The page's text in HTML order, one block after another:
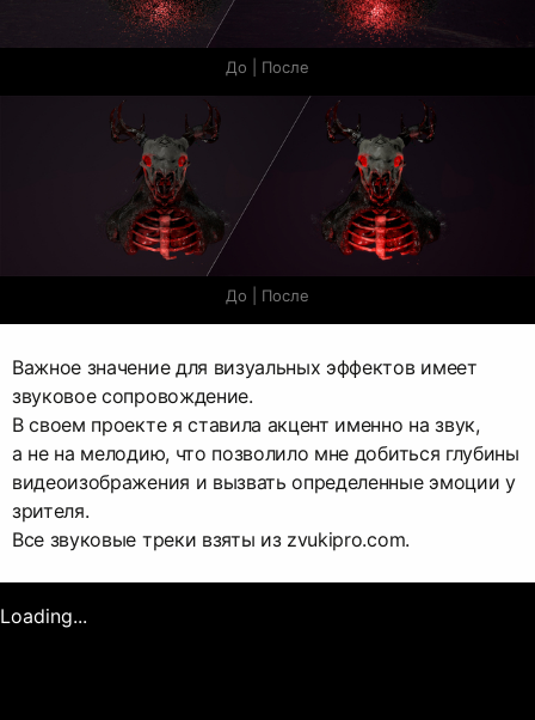
До | После
До | После
Важное значение для визуальных эффектов имеет
звуковое сопровождение.
В своем проекте я ставила акцент именно на звук,
а не на мелодию, что позволило мне добиться глубины
видеоизображения и вызвать определенные эмоции у
зрителя.
Все звуковые треки взяты из zvukipro.com.
Loading...